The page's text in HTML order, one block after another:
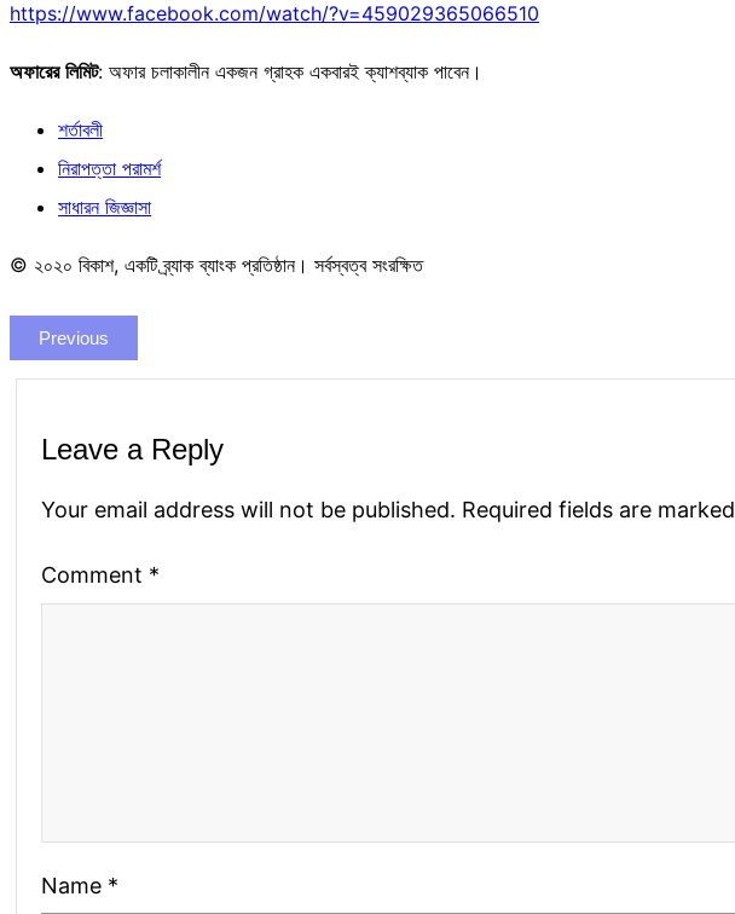
https://www.facebook.com/watch/?v=459029365066510
অফারের লিমিট: অফার চলাকালীন একজন গ্রাহক একবারই ক্যাশব্যাক পাবেন।
শর্তাবলী
নিরাপত্তা পরামর্শ
সাধারন জিজ্ঞাসা
© ২০২০ বিকাশ, একটি ব্র্যাক ব্যাংক প্রতিষ্ঠান। সর্বস্বত্ব সংরক্ষিত
Previous
Leave a Reply
Your email address will not be published. Required fields are marked
Comment *
Name *